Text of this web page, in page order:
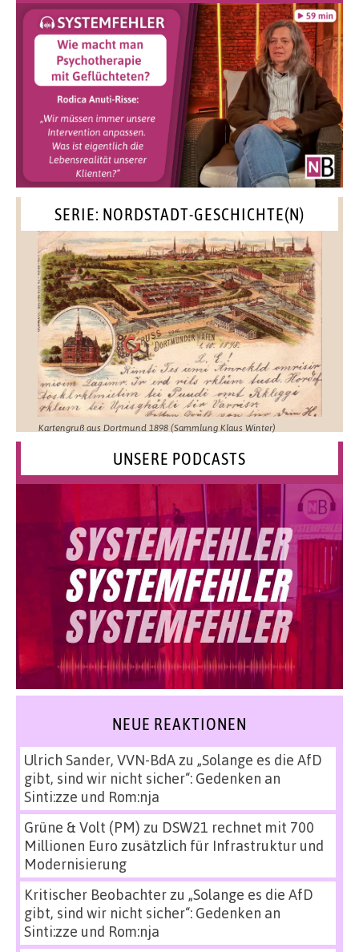
SERIE: NORDSTADT-GESCHICHTE(N)
Kartengruß aus Dortmund 1898 (Sammlung Klaus Winter)
UNSERE PODCASTS
NEUE REAKTIONEN
Ulrich Sander, VVN-BdAzu „Solange es die AfD
gibt, sind wir nicht sicher“: Gedenken an
Sinti:zze und Rom:nja
Grüne & Volt (PM) zu DSW21 rechnet mit 700
Millionen Euro zusätzlich für Infrastruktur und
Modernisierung
Kritischer Beobachterzu „Solange es die AfD
gibt, sind wir nicht sicher“: Gedenken an
Sinti:zze und Rom:nja